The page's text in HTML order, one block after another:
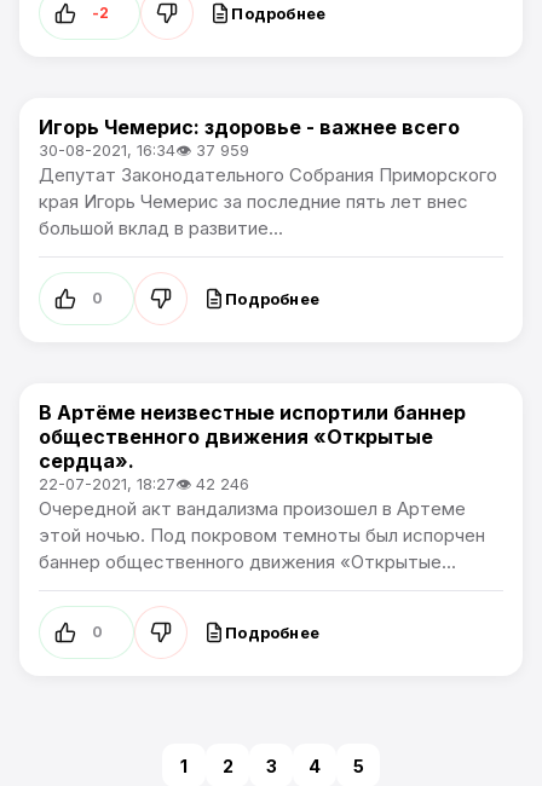
-2 Подробнее
Политика
Игорь Чемерис: здоровье - важнее всего
30-08-2021, 16:34👁 37 959
Депутат Законодательного Собрания Приморского
края Игорь Чемерис за последние пять лет внес
большой вклад в развитие...
0 Подробнее
Происшествия / Политика
В Артёме неизвестные испортили баннер
общественного движения «Открытые
сердца».
22-07-2021, 18:27👁 42 246
Очередной акт вандализма произошел в Артеме
этой ночью. Под покровом темноты был испорчен
баннер общественного движения «Открытые...
0 Подробнее
1 2 3 4 5